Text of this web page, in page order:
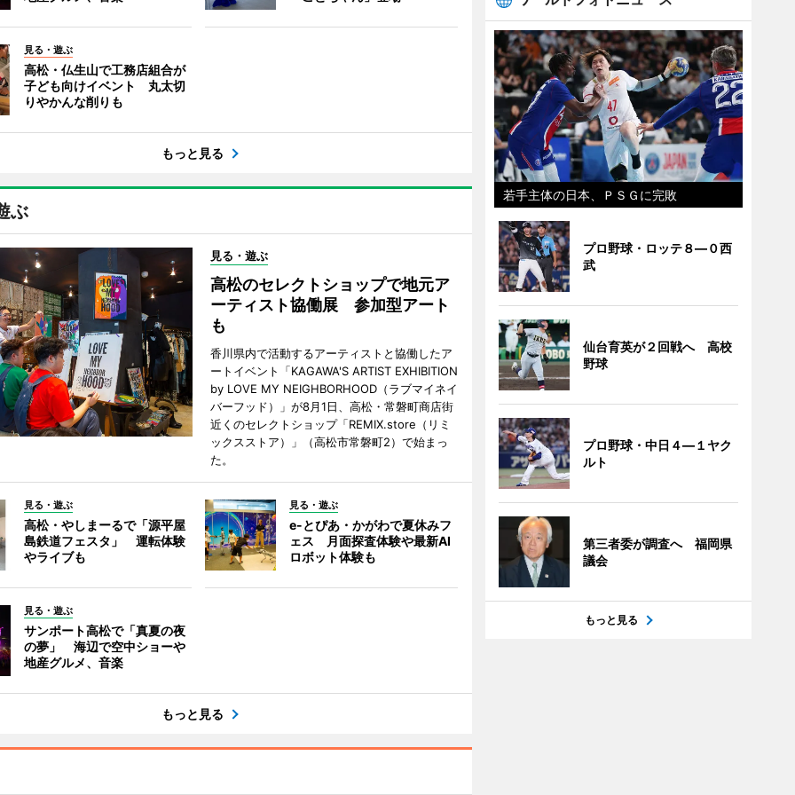
見る・遊ぶ
高松・仏生山で工務店組合が
子ども向けイベント 丸太切
りやかんな削りも
もっと見る
ぶ
見る・遊ぶ
高松のセレクトショップで地元ア
ーティスト協働展 参加型アート
も
香川県内で活動するアーティストと協働したア
ートイベント「KAGAWA'S ARTIST EXHIBITION
by LOVE MY NEIGHBORHOOD（ラブマイネイ
バーフッド）」が8月1日、高松・常磐町商店街
近くのセレクトショップ「REMIX.store（リミ
ックスストア）」（高松市常磐町2）で始まっ
た。
見る・遊ぶ
高松・やしまーるで「源平屋
島鉄道フェスタ」 運転体験
やライブも
見る・遊ぶ
e-とぴあ・かがわで夏休みフ
ェス 月面探査体験や最新AI
ロボット体験も
見る・遊ぶ
サンポート高松で「真夏の夜
の夢」 海辺で空中ショーや
地産グルメ、音楽
もっと見る
若手主体の日本、ＰＳＧに完敗
プロ野球・ロッテ８―０西
武
仙台育英が２回戦へ 高校
野球
プロ野球・中日４―１ヤク
ルト
第三者委が調査へ 福岡県
議会
もっと見る